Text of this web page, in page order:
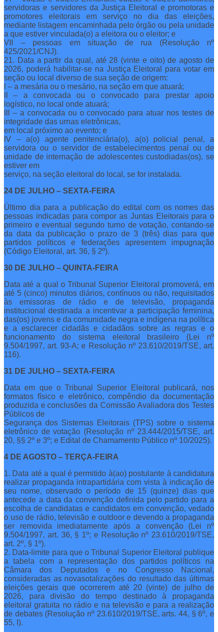
servidoras e servidores da Justiça Eleitoral e promotoras e
promotores eleitorais em serviço no dia das eleições,
mediante listagem encaminhada pelo órgão ou pela unidade
a que estiver vinculada(o) a eleitora ou o eleitor; e
VII – pessoas em situação de rua (Resolução nº
425/2021/CNJ).
21. Data a partir da qual, até 28 (vinte e oito) de agosto de
2026, poderá habilitar-se na Justiça Eleitoral para votar em
seção ou local diverso de sua seção de origem:
I – a mesária ou o mesário, na seção em que atuará;
II – a convocada ou o convocado para prestar apoio
logístico, no local onde atuará;
III – a convocada ou o convocado para atuar nos testes de
integridade das urnas eletrônicas,
em local próximo ao evento; e
IV – a(o) agente penitenciária(o), a(o) policial penal, a
servidora ou o servidor de estabelecimentos penal ou de
unidade de internação de adolescentes custodiadas(os), se
estiver em
serviço, na seção eleitoral do local, se for instalada.
24 DE JULHO – SEXTA-FEIRA
Último dia para a publicação do edital com os nomes das
pessoas indicadas para compor as Juntas Eleitorais para o
primeiro e eventual segundo turno de votação, contando-se
da data da publicação o prazo de 3 (três) dias para que
partidos políticos e federações apresentem impugnação
(Código Eleitoral, art. 36, § 2º).
30 DE JULHO – QUINTA-FEIRA
Data até a qual o Tribunal Superior Eleitoral promoverá, em
até 5 (cinco) minutos diários, contínuos ou não, requisitados
às emissoras de rádio e de televisão, propaganda
institucional destinada a incentivar a participação feminina,
das(os) jovens e da comunidade negra e indígena na política
e a esclarecer cidadãs e cidadãos sobre as regras e o
funcionamento do sistema eleitoral brasileiro (Lei nº
9.504/1997, art. 93-A; e Resolução nº 23.610/2019/TSE, art.
116).
31 DE JULHO – SEXTA-FEIRA
Data em que o Tribunal Superior Eleitoral publicará, nos
formatos físico e eletrônico, compêndio da documentação
produzida e conclusões da Comissão Avaliadora dos Testes
Públicos de
Segurança dos Sistemas Eleitorais (TPS) sobre o sistema
eletrônico de votação (Resolução nº 23.444/2015/TSE, art.
20, §§ 2º e 3º; e Edital de Chamamento Público nº 10/2025).
4 DE AGOSTO – TERÇA-FEIRA
1. Data até a qual é permitido à(ao) postulante à candidatura
realizar propaganda intrapartidária com vista à indicação de
seu nome, observado o período de 15 (quinze) dias que
antecede a data da convenção definida pelo partido para a
escolha de candidatas e candidatos em convenção, vedado
o uso de rádio, televisão e outdoor e devendo a propaganda
ser removida imediatamente após a convenção (Lei nº
9.504/1997, art. 36, § 1º; e Resolução nº 23.610/2019/TSE,
art. 2º, § 1º).
2. Data-limite para que o Tribunal Superior Eleitoral publique
a tabela com a representação dos partidos políticos na
Câmara dos Deputados e no Congresso Nacional,
consideradas as novasotalizações do resultado das últimas
eleições gerais que ocorrerem até 20 (vinte) de julho de
2026, para divisão do tempo destinado à propaganda
eleitoral gratuita no rádio e na televisão e para a realização
de debates (Resolução nº 23.610/2019/TSE, arts. 44, § 6º, e
55, I).